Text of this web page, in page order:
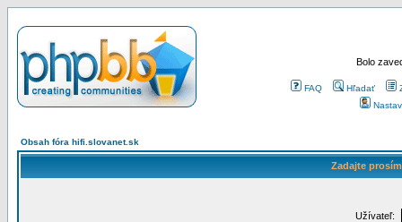
Bolo
FAQ Hľadať
Obsah fóra hifi.slovanet.sk
Zadajte
Užívateľ: